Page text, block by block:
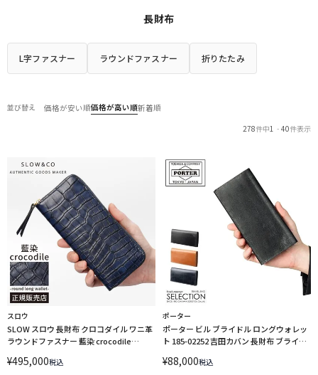
長財布
L字ファスナー ラウンドファスナー 折りたたみ
並び替え 価格が安い順価格が高い順新着順
278件中1 - 40件表示
スロウ
SLOW スロウ 長財布 クロコダイル ワニ革
ラウンドファスナー 藍染 crocodile
¥495,000税込
ポーター
ポーター ビル ブライドル ロングウォレッ
ト 185-02252 吉田カバン 長財布 ブライド
¥88,000税込